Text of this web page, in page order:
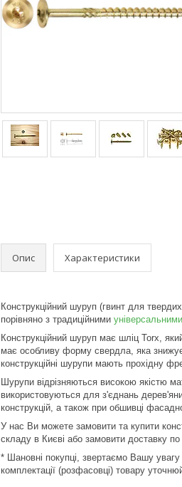
Опис Характеристики
Конструкційний шуруп (гвинт для
порівняно з традиційними
Конструкційний шуруп має шліц Torx,
має особливу форму свердла, яка знижує
конструкційні шурупи мають прохідну
Шурупи відрізняються високою якістю
використовуються для з'єднань
конструкцій, а також при обшивці
У нас Ви можете замовити та купити
складу в Києві або замовити доставку
* Шановні покупці, звертаємо Вашу
комплектації (розфасовці) товару